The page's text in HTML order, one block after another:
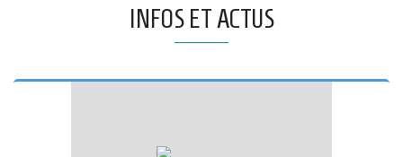
INFOS ET ACTUS